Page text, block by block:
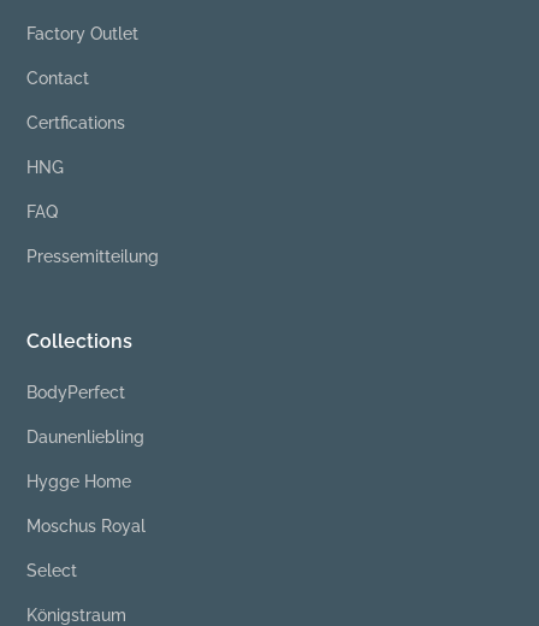
Factory Outlet
Contact
Certfications
HNG
FAQ
Pressemitteilung
Collections
BodyPerfect
Daunenliebling
Hygge Home
Moschus Royal
Select
Königstraum